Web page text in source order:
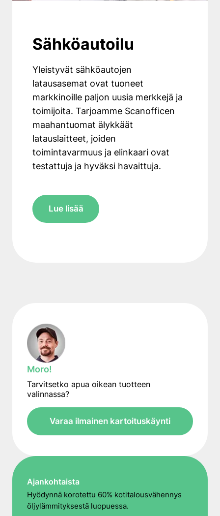
Sähköautoilu
Yleistyvät sähköautojen
latausasemat ovat tuoneet
markkinoille paljon uusia merkkejä ja
toimijoita. Tarjoamme Scanofficen
maahantuomat älykkäät
latauslaitteet, joiden
toimintavarmuus ja elinkaari ovat
testattuja ja hyväksi havaittuja.
Lue lisää
Moro!
Tarvitsetko apua oikean tuotteen
valinnassa?
Varaa ilmainen kartoituskäynti
Ajankohtaista
Hyödynnä korotettu 60% kotitalousvähennys
öljylämmityksestä luopuessa.